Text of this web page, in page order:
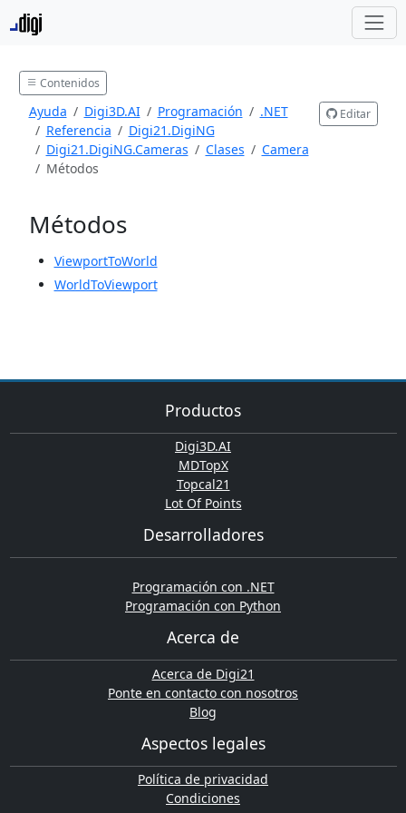
Contenidos
Ayuda Digi3D.AI Programación
.NET
Referencia
Digi21.DigiNG
Digi21.DigiNG.Cameras
Clases
Camera
Métodos
Editar
Métodos
ViewportToWorld
WorldToViewport
Productos
Digi3D.AI
MDTopX
Topcal21
Lot Of Points
Desarrolladores
Programación con .NET
Programación con Python
Acerca de
Acerca de Digi21
Ponte en contacto con nosotros
Blog
Aspectos legales
Política de privacidad
Condiciones